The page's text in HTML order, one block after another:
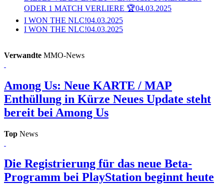
ODER 1 MATCH VERLIERE 🏆04.03.2025
I WON THE NLC!04.03.2025
I WON THE NLC!04.03.2025
Verwandte MMO-News
Among Us: Neue KARTE / MAP
Enthüllung in Kürze Neues Update steht
bereit bei Among Us
Top News
Die Registrierung für das neue Beta-
Programm bei PlayStation beginnt heute